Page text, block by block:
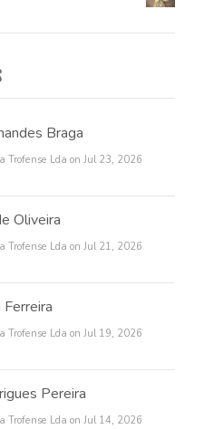
Braga
Trofense Lda on Jul 23, 2026
Oliveira
Trofense Lda on Jul 21, 2026
Trofense Lda on Jul 19, 2026
Pereira
Trofense Lda on Jul 14, 2026